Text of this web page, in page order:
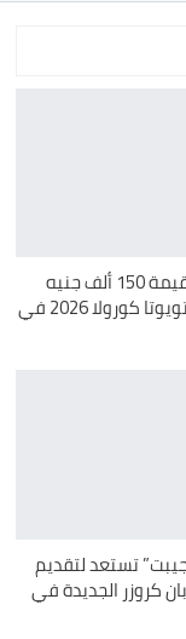
تخفيض بقيمة 150 ألف جنيه
في سعر تويوتا كورولا 2026 في
تستعد لتقديم
كروزر الجديدة في